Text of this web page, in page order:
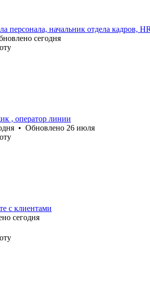
персонала, начальник отдела кадров,
сегодня
, оператор линии
• Обновлено 26 июля
с клиентами
сегодня